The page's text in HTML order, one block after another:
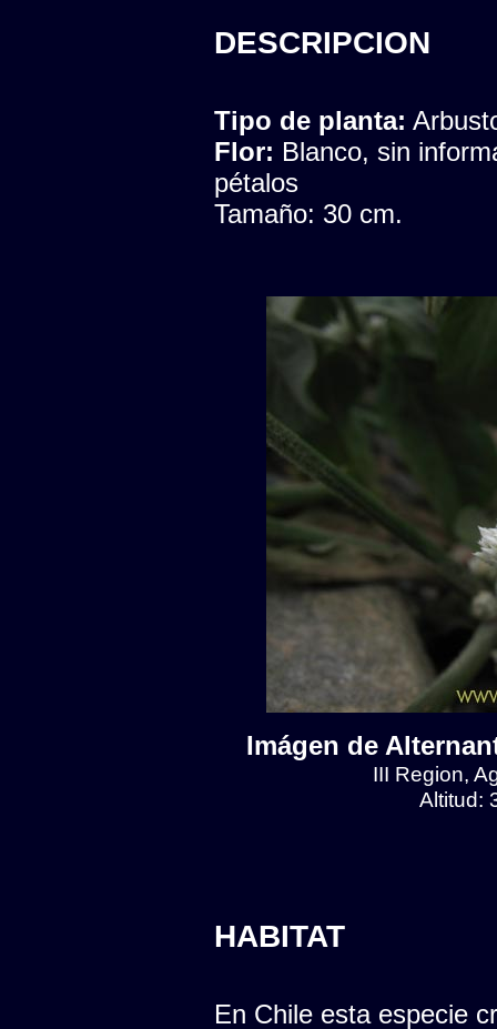
DESCRIPCION
Tipo de planta:
Flor: Blanco, sin
pétalos
Tamaño: 30 cm.
Imágen de
III Region,
Altitud:
HABITAT
En Chile esta especie